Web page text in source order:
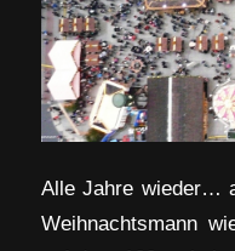
Alle Jahre wieder…
Weihnachtsmann